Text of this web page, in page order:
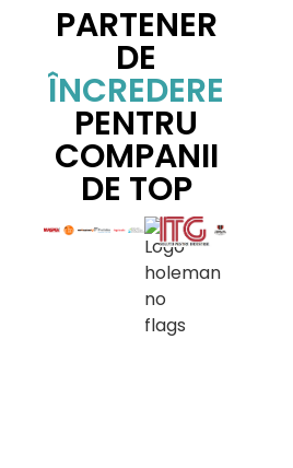
PARTENER
DE
ÎNCREDERE
PENTRU
COMPANII
DE TOP